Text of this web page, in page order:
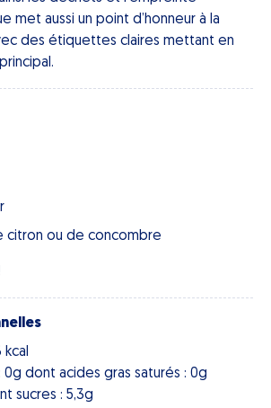
met aussi un point d’honneur à la
des étiquettes claires mettant en
citron ou de concombre
0g dont acides gras saturés : 0g
sucres : 5,3g